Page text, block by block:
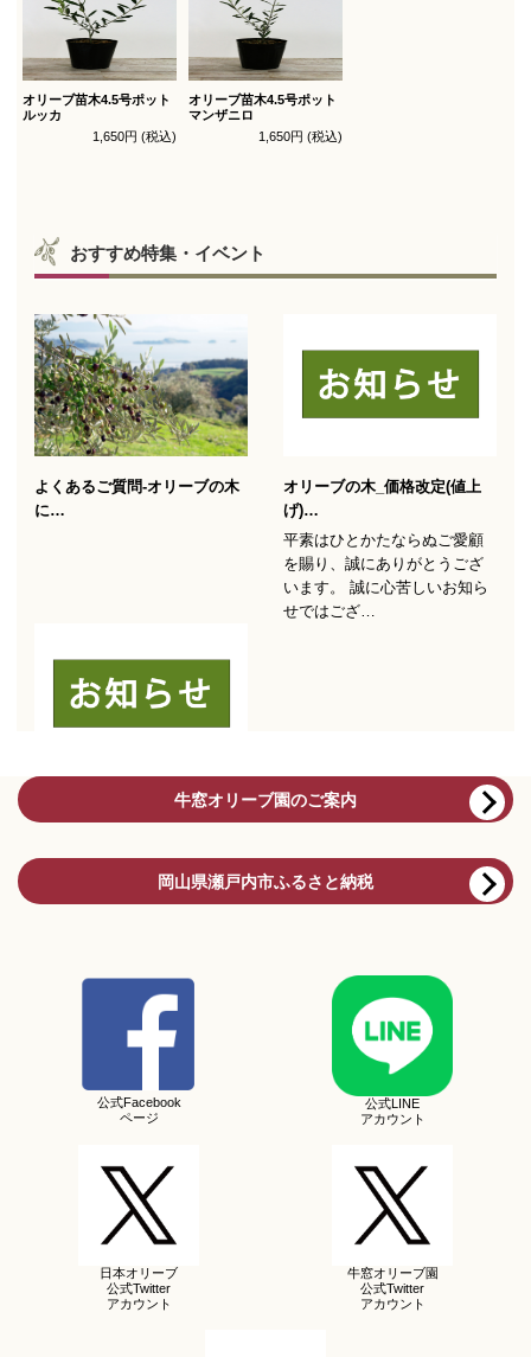
オリーブ苗木4.5号ポット
ルッカ
1,650円 (税込)
オリーブ苗木4.5号ポット
マンザニロ
1,650円 (税込)
牛窓オリーブ園のご案内
岡山県瀬戸内市ふるさと納税
公式Facebook
ページ
公式LINE
アカウント
日本オリーブ
公式Twitter
アカウント
牛窓オリーブ園
公式Twitter
アカウント